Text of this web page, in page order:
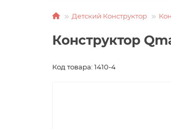
Детский Конструктор
Конструктор
Код товара: 1410-4